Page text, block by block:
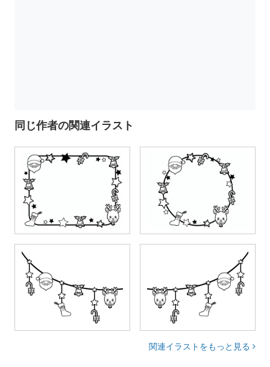
同じ作者の関連イラスト
関連イラストをもっと見る